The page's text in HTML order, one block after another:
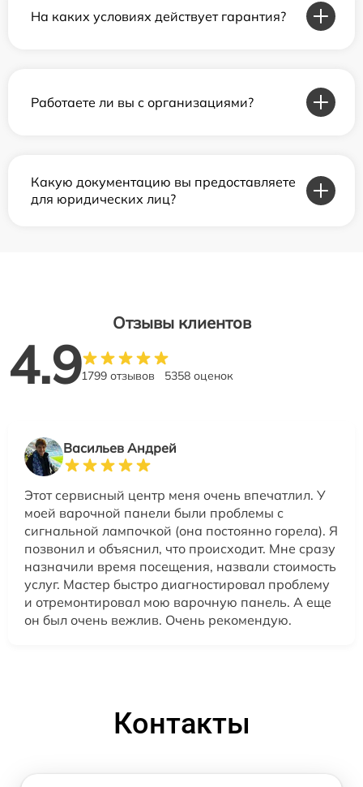
На каких условиях действует гарантия?
Работаете ли вы с организациями?
Какую документацию вы предоставляете
для юридических лиц?
Отзывы клиентов
4.91799 отзывов 5358 оценок
Васильев Андрей
Этот сервисный центр меня очень впечатлил. У
моей варочной панели были проблемы с
сигнальной лампочкой (она постоянно горела). Я
позвонил и объяснил, что происходит. Мне сразу
назначили время посещения, назвали стоимость
услуг. Мастер быстро диагностировал проблему
и отремонтировал мою варочную панель. А еще
он был очень вежлив. Очень рекомендую.
Контакты